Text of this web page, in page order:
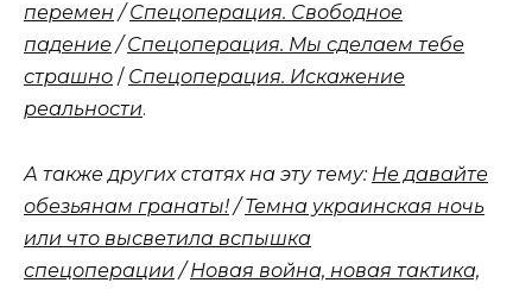
перемен /Спецоперация. Свободное
падение/Спецоперация. Мы сделаем тебе
страшно / Спецоперация. Искажение
реальности.
А также других статях на эту тему: Не давайте
обезьянам гранаты! /Темна украинская ночь
или что высветила вспышка
спецоперации /Новая война, новая тактика,